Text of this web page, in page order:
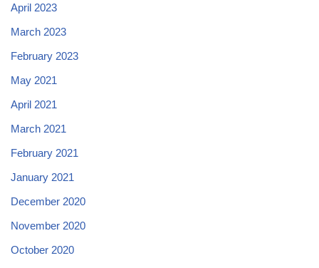
April 2023
March 2023
February 2023
May 2021
April 2021
March 2021
February 2021
January 2021
December 2020
November 2020
October 2020